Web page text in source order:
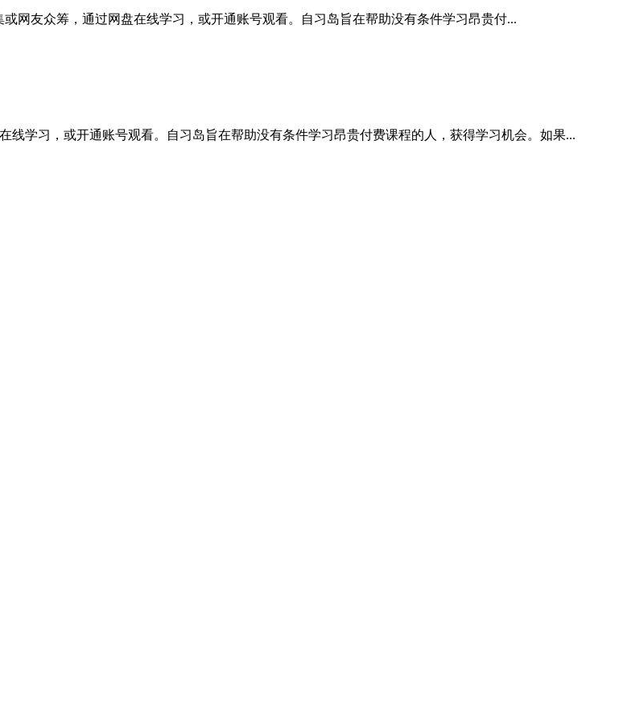
网友众筹，通过网盘在线学习，或开通账号观看。自习岛旨在帮助没有条件学习昂贵付...
学习，或开通账号观看。自习岛旨在帮助没有条件学习昂贵付费课程的人，获得学习机会。如果...